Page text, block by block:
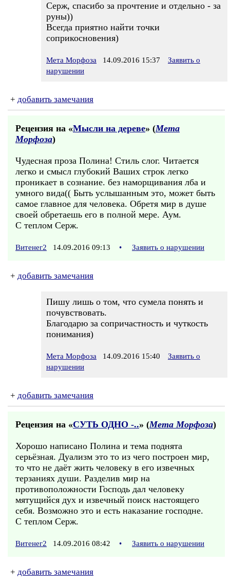
Серж, спасибо за прочтение и отдельно - за
руны))
Всегда приятно найти точки
соприкосновения)
Мета Морфоза 14.09.2016 15:37
Заявить о
нарушении
+ добавить замечания
Рецензия на «Мысли на дереве» (Мета
Морфоза)
Чудесная проза Полина! Стиль слог. Читается
легко и смысл глубокий Ваших строк легко
проникает в сознание. без наморщивания лба и
умного вида(( Быть услышанным это, может быть
самое главное для человека. Обретя мир в душе
своей обретаешь его в полной мере. Аум.
С теплом Серж.
Витенег2 14.09.2016 09:13 • Заявить о нарушении
+ добавить замечания
Пишу лишь о том, что сумела понять и
почувствовать.
Благодарю за сопричастность и чуткость
понимания)
Мета Морфоза 14.09.2016 15:40
Заявить о
нарушении
+ добавить замечания
Рецензия на «СУТЬ ОДНО -..» (Мета Морфоза)
Хорошо написано Полина и тема поднята
серьёзная. Дуализм это то из чего построен мир,
то что не даёт жить человеку в его извечных
терзаниях души. Разделив мир на
противоположности Господь дал человеку
мятущийся дух и извечный поиск настоящего
себя. Возможно это и есть наказание господне.
С теплом Серж.
Витенег2 14.09.2016 08:42 • Заявить о нарушении
+ добавить замечания